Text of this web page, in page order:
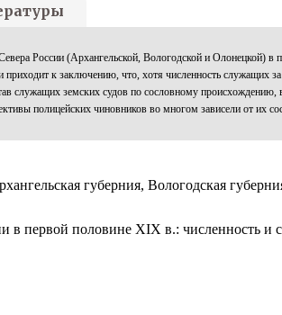
России (Архангельской, Вологодской и
к заключению, что, хотя численность служащих
служащих земских судов по сословному
полицейских чиновников во многом зависели от их
губерния, Вологодская
первой половине XIX в.: численность